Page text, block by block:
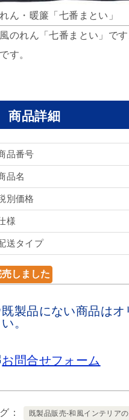
ん・暖簾「七番まとい」
のれん「七番まとい」で
す。
商品詳細
品番号
品名
別価格
様
送タイプ
既製品にない商品は
。
お問合せフォーム
既製品販売-和風インテリア